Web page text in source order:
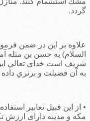
بر اين در ضمن
به حسن بن مثله
است خداي تعالي اين
آن فضيلت و برتري داده
از اين قبيل تعابير
و مدينه دارای ارزش